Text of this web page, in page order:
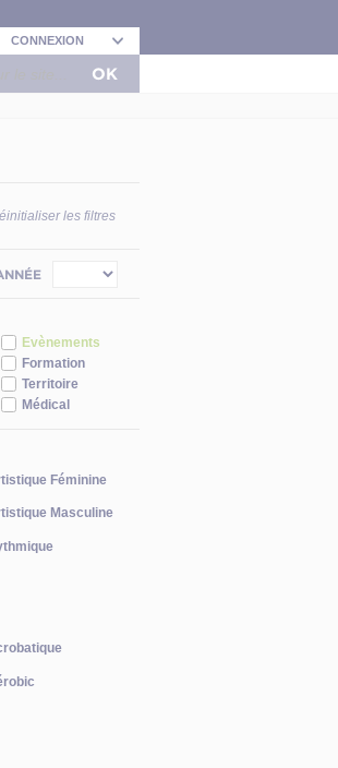
CONNEXION
OK
les filtres
Evènements
Formation
Territoire
Médical
Féminine
Masculine